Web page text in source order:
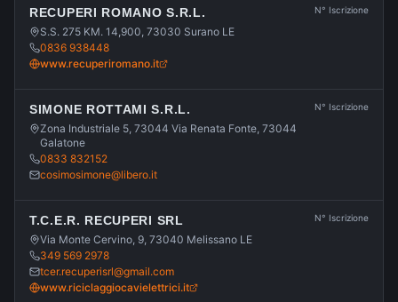
RECUPERI ROMANO S.R.L.
S.S. 275 KM. 14,900, 73030 Surano LE
0836 938448
www.recuperiromano.it
N° Iscrizione
SIMONE ROTTAMI S.R.L.
Zona Industriale 5, 73044 Via Renata Fonte, 73044
Galatone
0833 832152
cosimosimone@libero.it
N° Iscrizione
T.C.E.R. RECUPERI SRL
Via Monte Cervino, 9, 73040 Melissano LE
349 569 2978
tcer.recuperisrl@gmail.com
www.riciclaggiocavielettrici.it
N° Iscrizione